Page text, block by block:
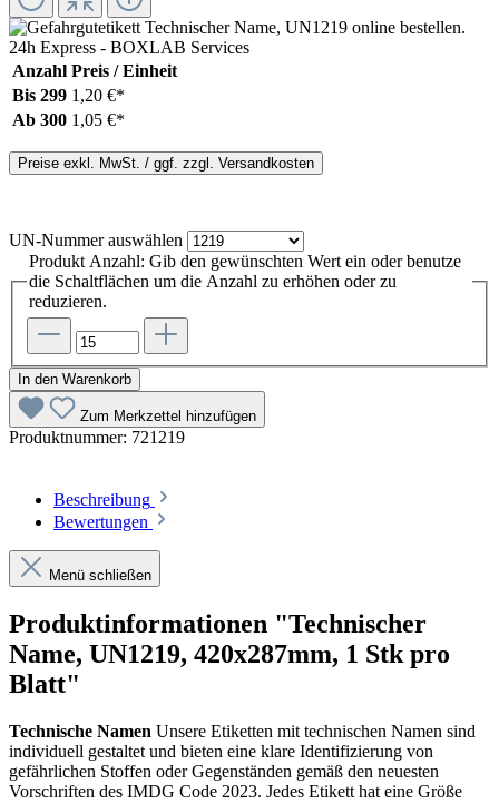
Anzahl Preis / Einheit
Bis 299 1,20 €*
Ab 300 1,05 €*
Preise exkl. MwSt. / ggf. zzgl. Versandkosten
UN-Nummerauswählen
Produkt Anzahl: Gib den gewünschten Wert ein oder benutze
die Schaltflächen um die Anzahl zu erhöhen oder zu
reduzieren.
In den Warenkorb
Zum Merkzettel hinzufügen
Produktnummer: 721219
Beschreibung
Bewertungen
Menü schließen
Produktinformationen "Technischer
Name, UN1219, 420x287mm, 1 Stk pro
Blatt"
Technische Namen Unsere Etiketten mit technischen Namen sind
individuell gestaltet und bieten eine klare Identifizierung von
gefährlichen Stoffen oder Gegenständen gemäß den neuesten
Vorschriften des IMDG Code 2023. Jedes Etikett hat eine Größe